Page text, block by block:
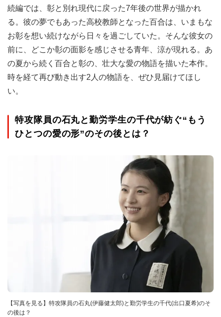
続編では、彰と別れ現代に戻った7年後の世界が描かれ
る。彼の夢でもあった高校教師となった百合は、いまもな
お彰を想い続けながら日々を過ごしていた。そんな彼女の
前に、どこか彰の面影を感じさせる青年、涼が現れる。あ
の夏から続く百合と彰の、壮大な愛の物語を描いた本作。
時を経て再び動き出す2人の物語を、ぜひ見届けてほし
い。
特攻隊員の石丸と勤労学生の千代が紡ぐ“もう
ひとつの愛の形”のその後とは？
【写真を見る】特攻隊員の石丸(伊藤健太郎)と勤労学生の千代(出口夏希)のそ
の後は？